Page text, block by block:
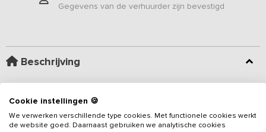
Gegevens van de verhuurder zijn bevestigd
Beschrijving
max. 32 personen. Dit vakantieadres
een terras, tafeltennistafel, kunstgras voetbalveld, een
beachvolleybalveld, schommels en een glijbaan, een kampvuurkuil
Cookie instellingen 🍪
We verwerken verschillende type cookies. Met functionele cookies werkt
de website goed. Daarnaast gebruiken we analytische cookies